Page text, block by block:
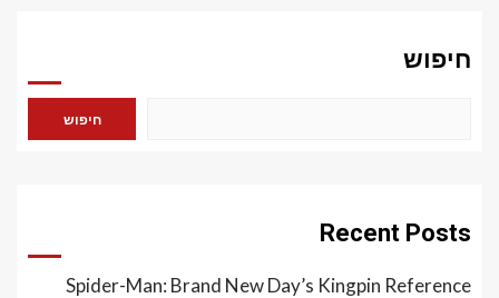
חיפוש
חיפוש
Recent Posts
Spider-Man: Brand New Day’s Kingpin Reference